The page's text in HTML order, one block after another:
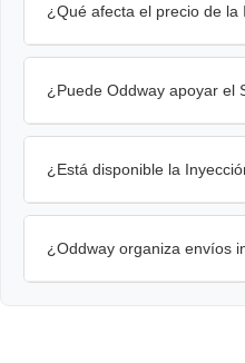
¿Qué afecta el precio de
¿Puede Oddway apoyar el
¿Está disponible la
¿Oddway organiza envíos